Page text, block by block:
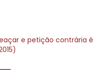
e petição contrária é